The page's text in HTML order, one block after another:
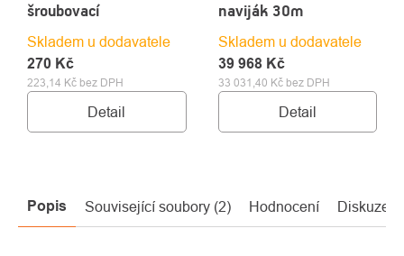
šroubovací
Skladem u dodavatele
223,14 Kč bez DPH
270 Kč
Detail
naviják 30m
Skladem u dodavatele
33 031,40 Kč bez DPH
39 968 Kč
Detail
Popis Související soubory (2) Hodnocení Diskuze